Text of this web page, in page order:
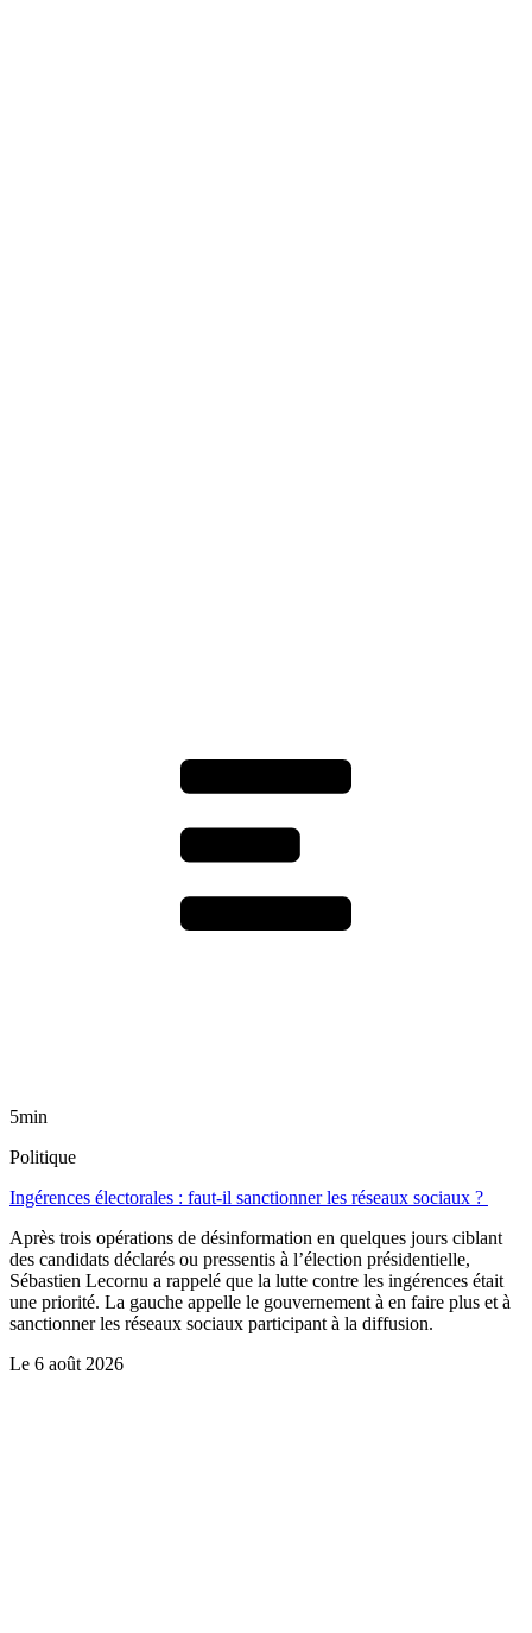
5min
Politique
Ingérences électorales : faut-il sanctionner les réseaux sociaux ?
Après trois opérations de désinformation en quelques jours ciblant
des candidats déclarés ou pressentis à l’élection présidentielle,
Sébastien Lecornu a rappelé que la lutte contre les ingérences était
une priorité. La gauche appelle le gouvernement à en faire plus et à
sanctionner les réseaux sociaux participant à la diffusion.
Le 6 août 2026